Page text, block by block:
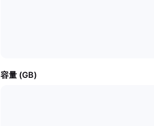
容量 (GB)